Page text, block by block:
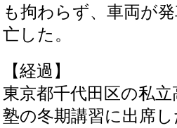
も拘わらず、車両が
亡した。
【経過】
東京都千代田区の私
塾の冬期講習に出席